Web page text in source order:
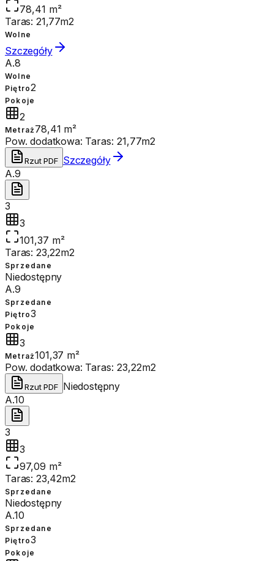
78,41 m²
Taras: 21,77m2
Wolne
Szczegóły
A.8
Wolne
Piętro2
Pokoje
2
Metraż 78,41 m²
Pow. dodatkowa: Taras: 21,77m2
Rzut PDF Szczegóły
A.9
3
3
101,37 m²
Taras: 23,22m2
Sprzedane
Niedostępny
A.9
Sprzedane
Piętro3
Pokoje
3
Metraż101,37 m²
Pow. dodatkowa: Taras: 23,22m2
Rzut PDF Niedostępny
A.10
3
3
97,09 m²
Taras: 23,42m2
Sprzedane
Niedostępny
A.10
Sprzedane
Piętro3
Pokoje